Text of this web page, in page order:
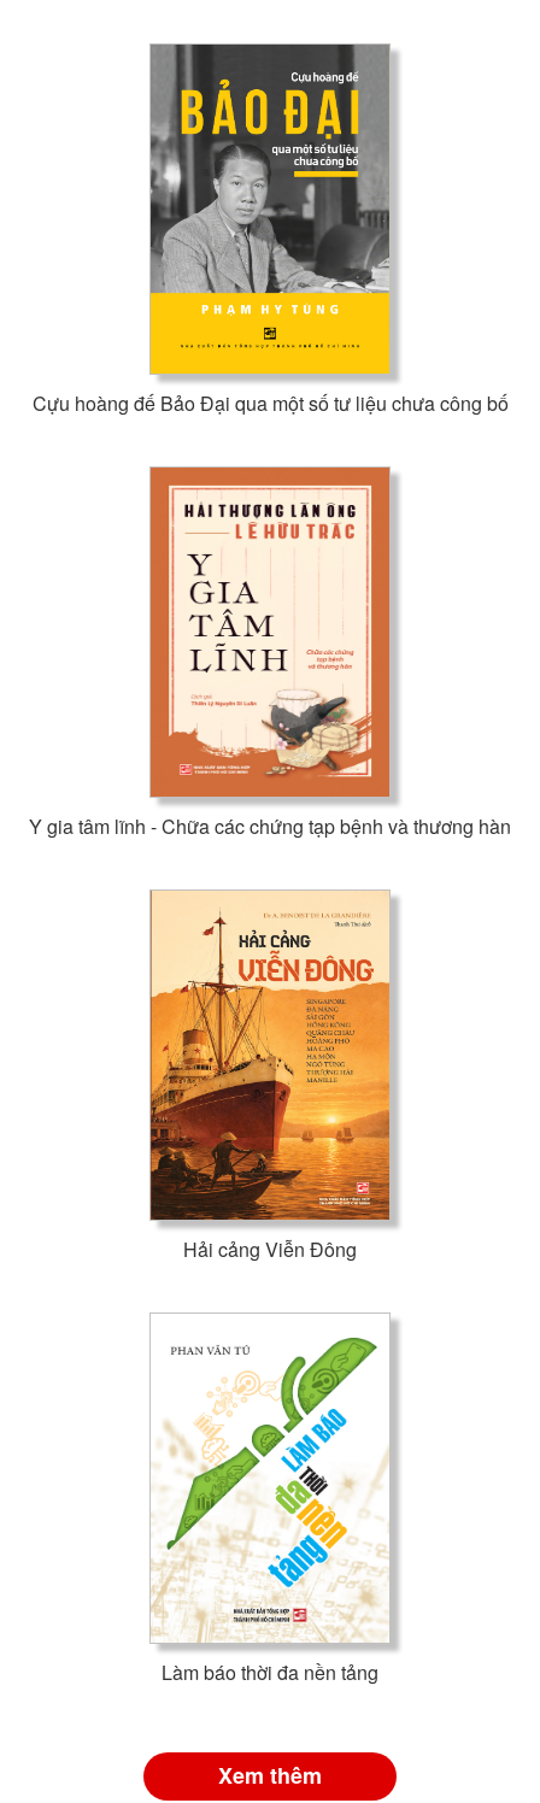
Cựu hoàng đế Bảo Đại qua một số tư liệu chưa công bố
Y gia tâm lĩnh - Chữa các chứng tạp bệnh và thương hàn
Hải cảng Viễn Đông
Làm báo thời đa nền tảng
Xem thêm